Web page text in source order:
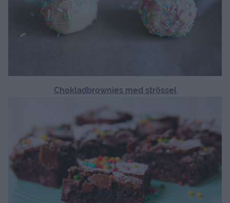
Chokladbrownies med strössel